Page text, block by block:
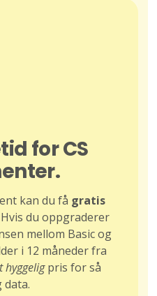
for CS
kan du få gratis
du oppgraderer
mellom Basic og
i 12 måneder fra
hyggeligpris for så
data.